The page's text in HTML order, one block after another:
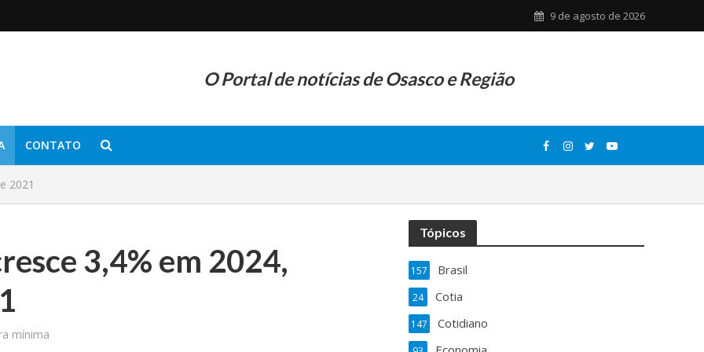
9 de agosto de 2026
O Portal de notícias de Osasco e Região
CONTATO
2021
3,4% em 2024,
mínima
Tópicos
Brasil
157
Cotia
24
Cotidiano
147